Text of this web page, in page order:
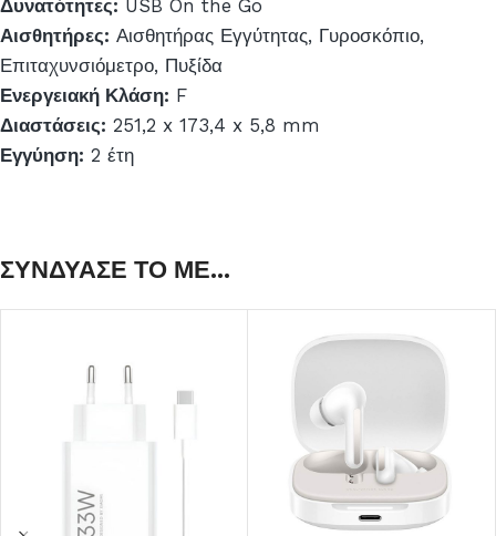
Δυνατότητες: USB On the Go
Αισθητήρες: Αισθητήρας Εγγύτητας, Γυροσκόπιο,
Επιταχυνσιόμετρο, Πυξίδα
Ενεργειακή Κλάση: F
Διαστάσεις: 251,2 x 173,4 x 5,8 mm
Εγγύηση: 2 έτη
ΣΥΝΔΥΑΣΕ ΤΟ ΜΕ...